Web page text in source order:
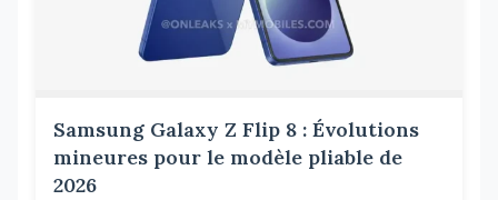
Samsung Galaxy Z Flip 8 : Évolutions
mineures pour le modèle pliable de
2026